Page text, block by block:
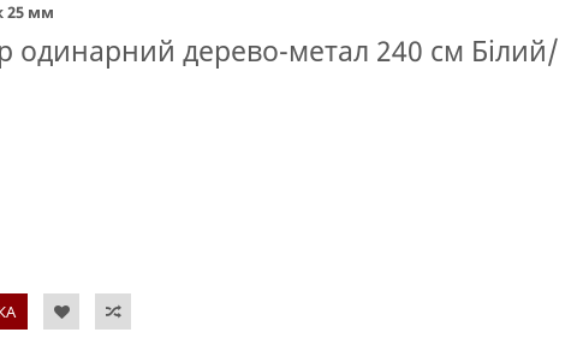
25 мм
дерево-метал 240 см Білий/